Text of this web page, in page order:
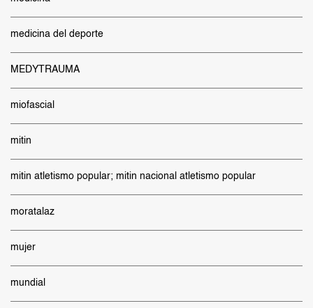
medicina del deporte
MEDYTRAUMA
miofascial
mitin
mitin atletismo popular; mitin nacional atletismo popular
moratalaz
mujer
mundial